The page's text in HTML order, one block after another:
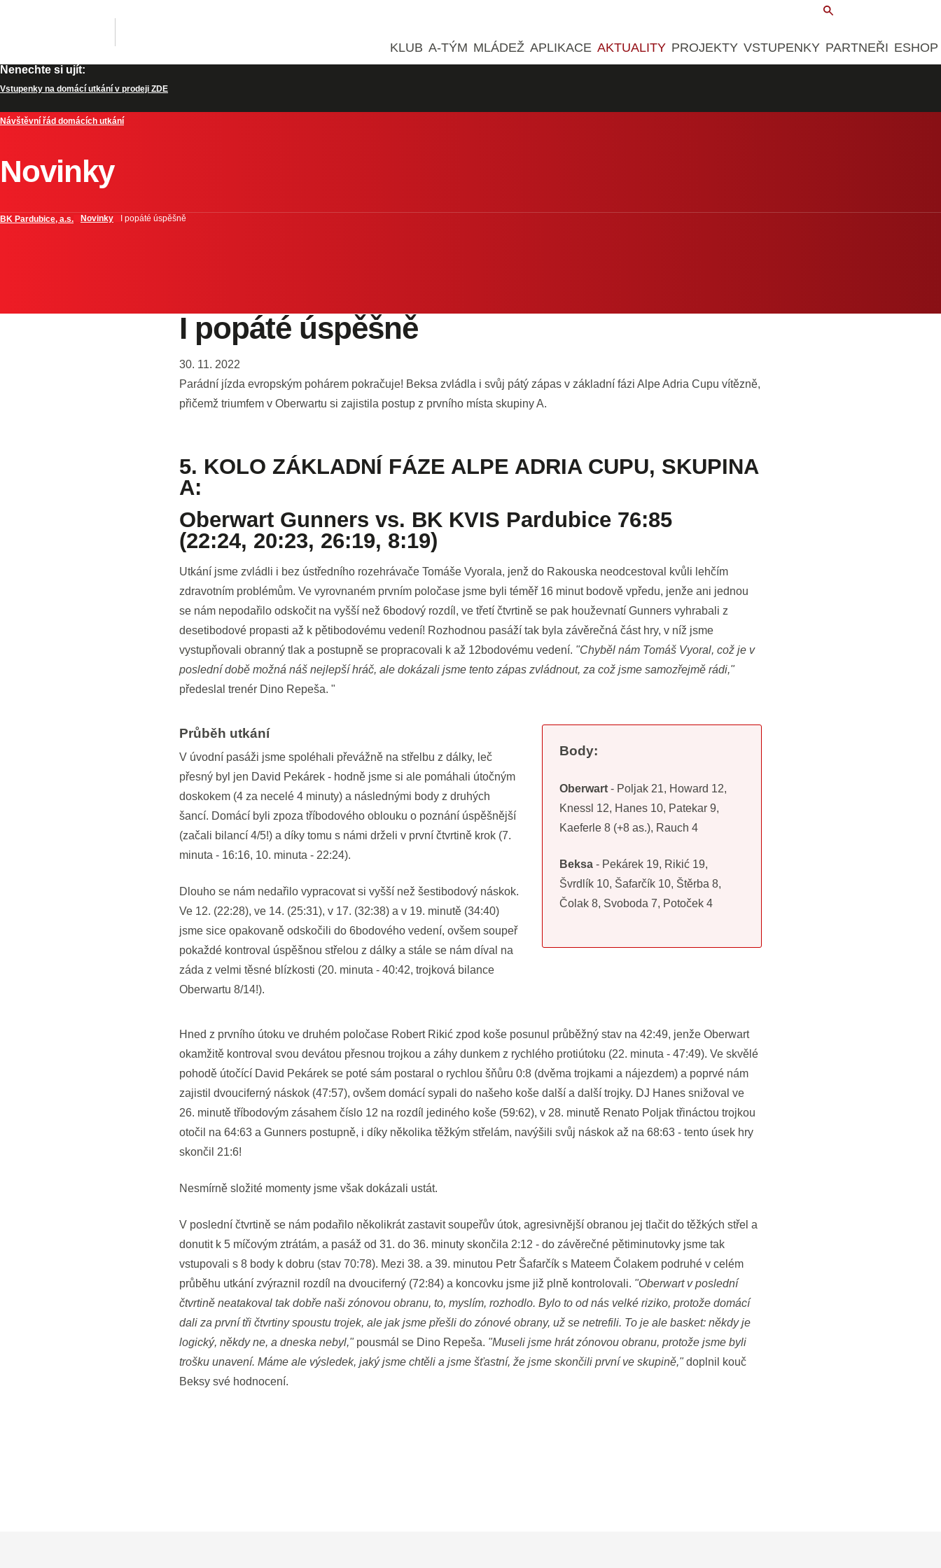
KLUB A-TÝM MLÁDEŽ APLIKACE AKTUALITY PROJEKTY VSTUPENKY PARTNEŘI ESHOP
Nenechte si ujít:
Vstupenky na domácí utkání v prodeji ZDE
Návštěvní řád domácích utkání
Novinky
BK Pardubice, a.s. Novinky I popáté úspěšně
I popáté úspěšně
30. 11. 2022
Parádní jízda evropským pohárem pokračuje! Beksa zvládla i svůj pátý zápas v základní fázi Alpe Adria Cupu vítězně,
přičemž triumfem v Oberwartu si zajistila postup z prvního místa skupiny A.
5. KOLO ZÁKLADNÍ FÁZE ALPE ADRIA CUPU, SKUPINA
A:
Oberwart Gunners vs. BK KVIS Pardubice 76:85
(22:24, 20:23, 26:19, 8:19)
Utkání jsme zvládli i bez ústředního rozehrávače Tomáše Vyorala, jenž do Rakouska neodcestoval kvůli lehčím
zdravotním problémům. Ve vyrovnaném prvním poločase jsme byli téměř 16 minut bodově vpředu, jenže ani jednou
se nám nepodařilo odskočit na vyšší než 6bodový rozdíl, ve třetí čtvrtině se pak houževnatí Gunners vyhrabali z
desetibodové propasti až k pětibodovému vedení! Rozhodnou pasáží tak byla závěrečná část hry, v níž jsme
vystupňovali obranný tlak a postupně se propracovali k až 12bodovému vedení. "Chyběl nám Tomáš Vyoral, což je v
poslední době možná náš nejlepší hráč, ale dokázali jsme tento zápas zvládnout, za což jsme samozřejmě rádi,"
předeslal trenér Dino Repeša. "
Průběh utkání
V úvodní pasáži jsme spoléhali převážně na střelbu z dálky, leč
přesný byl jen David Pekárek - hodně jsme si ale pomáhali útočným
doskokem (4 za necelé 4 minuty) a následnými body z druhých
šancí. Domácí byli zpoza tříbodového oblouku o poznání úspěšnější
(začali bilancí 4/5!) a díky tomu s námi drželi v první čtvrtině krok (7.
minuta - 16:16, 10. minuta - 22:24).
Dlouho se nám nedařilo vypracovat si vyšší než šestibodový náskok.
Ve 12. (22:28), ve 14. (25:31), v 17. (32:38) a v 19. minutě (34:40)
jsme sice opakovaně odskočili do 6bodového vedení, ovšem soupeř
pokaždé kontroval úspěšnou střelou z dálky a stále se nám díval na
záda z velmi těsné blízkosti (20. minuta - 40:42, trojková bilance
Oberwartu 8/14!).
Body:
Oberwart - Poljak 21, Howard 12,
Knessl 12, Hanes 10, Patekar 9,
Kaeferle 8 (+8 as.), Rauch 4
Beksa - Pekárek 19, Rikić 19,
Švrdlík 10, Šafarčík 10, Štěrba 8,
Čolak 8, Svoboda 7, Potoček 4
Hned z prvního útoku ve druhém poločase Robert Rikić zpod koše posunul průběžný stav na 42:49, jenže Oberwart
okamžitě kontroval svou devátou přesnou trojkou a záhy dunkem z rychlého protiútoku (22. minuta - 47:49). Ve skvělé
pohodě útočící David Pekárek se poté sám postaral o rychlou šňůru 0:8 (dvěma trojkami a nájezdem) a poprvé nám
zajistil dvouciferný náskok (47:57), ovšem domácí sypali do našeho koše další a další trojky. DJ Hanes snižoval ve
26. minutě tříbodovým zásahem číslo 12 na rozdíl jediného koše (59:62), v 28. minutě Renato Poljak třináctou trojkou
otočil na 64:63 a Gunners postupně, i díky několika těžkým střelám, navýšili svůj náskok až na 68:63 - tento úsek hry
skončil 21:6!
Nesmírně složité momenty jsme však dokázali ustát.
V poslední čtvrtině se nám podařilo několikrát zastavit soupeřův útok, agresivnější obranou jej tlačit do těžkých střel a
donutit k 5 míčovým ztrátám, a pasáž od 31. do 36. minuty skončila 2:12 - do závěrečné pětiminutovky jsme tak
vstupovali s 8 body k dobru (stav 70:78). Mezi 38. a 39. minutou Petr Šafarčík s Mateem Čolakem podruhé v celém
průběhu utkání zvýraznil rozdíl na dvouciferný (72:84) a koncovku jsme již plně kontrolovali. "Oberwart v poslední
čtvrtině neatakoval tak dobře naši zónovou obranu, to, myslím, rozhodlo. Bylo to od nás velké riziko, protože domácí
dali za první tři čtvrtiny spoustu trojek, ale jak jsme přešli do zónové obrany, už se netrefili. To je ale basket: někdy je
logický, někdy ne, a dneska nebyl," pousmál se Dino Repeša. "Museli jsme hrát zónovou obranu, protože jsme byli
trošku unavení. Máme ale výsledek, jaký jsme chtěli a jsme šťastní, že jsme skončili první ve skupině,"doplnil kouč
Beksy své hodnocení.